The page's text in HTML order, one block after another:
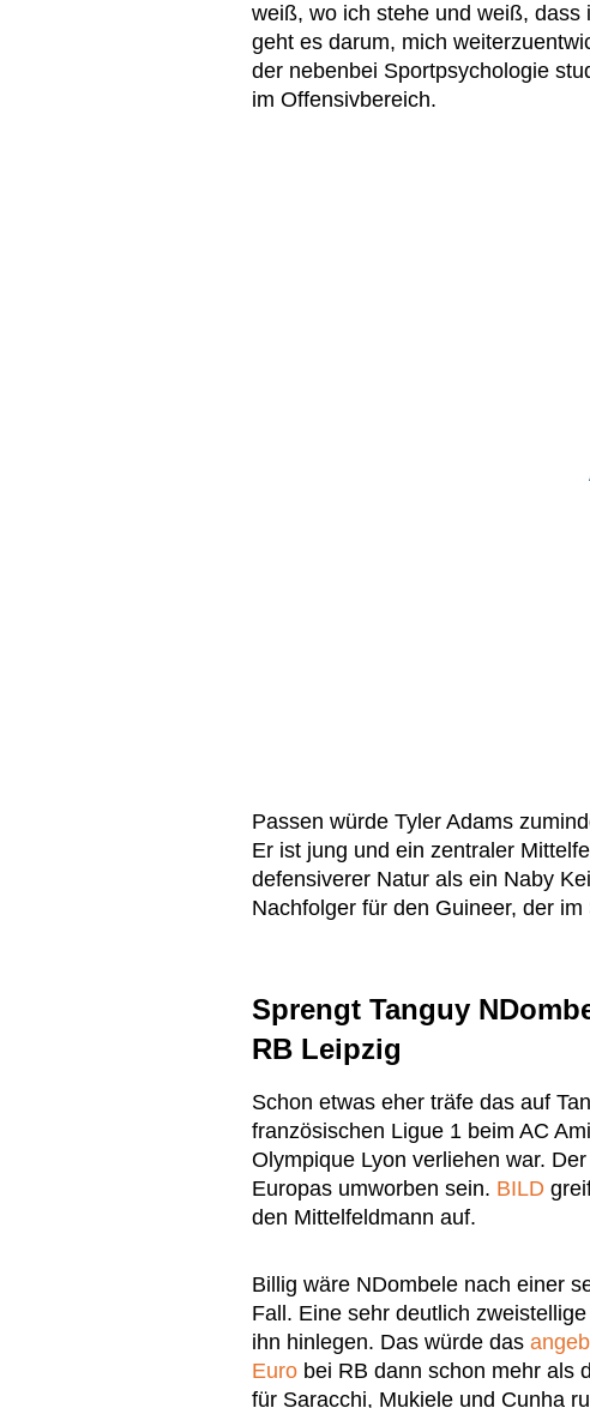
weiß, wo ich stehe und weiß,
geht es darum, mich
der nebenbei Sportpsychologie
im Offensivbereich.
Passen würde Tyler Adams
Er ist jung und ein zentraler
defensiverer Natur als ein Naby
Nachfolger für den Guineer, der
Sprengt Tanguy
RB Leipzig
Schon etwas eher träfe das auf
französischen Ligue 1 beim AC
Olympique Lyon verliehen war.
Europas umworben sein. BILD
den Mittelfeldmann auf.
Billig wäre NDombele nach einer
Fall. Eine sehr deutlich
ihn hinlegen. Das würde das
Euro bei RB dann schon mehr als
für Saracchi, Mukiele und Cunha